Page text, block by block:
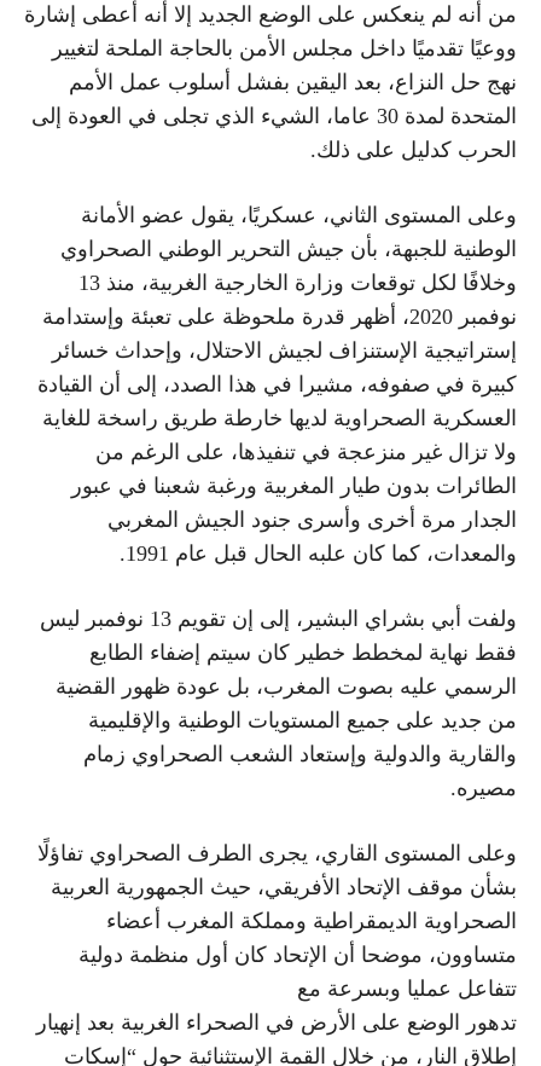
من أنه لم ينعكس على الوضع الجديد إلا أنه أعطى إشارة
ووعيًا تقدميًا داخل مجلس الأمن بالحاجة الملحة لتغيير
نهج حل النزاع، بعد اليقين بفشل أسلوب عمل الأمم
المتحدة لمدة 30 عاما، الشيء الذي تجلى في العودة إلى
الحرب كدليل على ذلك.
وعلى المستوى الثاني، عسكريًا، يقول عضو الأمانة
الوطنية للجبهة، بأن جيش التحرير الوطني الصحراوي
وخلافًا لكل توقعات وزارة الخارجية الغربية، منذ 13
نوفمبر 2020، أظهر قدرة ملحوظة على تعبئة وإستدامة
إستراتيجية الإستنزاف لجيش الاحتلال، وإحداث خسائر
كبيرة في صفوفه، مشيرا في هذا الصدد، إلى أن القيادة
العسكرية الصحراوية لديها خارطة طريق راسخة للغاية
ولا تزال غير منزعجة في تنفيذها، على الرغم من
الطائرات بدون طيار المغربية ورغبة شعبنا في عبور
الجدار مرة أخرى وأسرى جنود الجيش المغربي
والمعدات، كما كان علبه الحال قبل عام 1991.
ولفت أبي بشراي البشير، إلى إن تقويم 13 نوفمبر ليس
فقط نهاية لمخطط خطير كان سيتم إضفاء الطابع
الرسمي عليه بصوت المغرب، بل عودة ظهور القضية
من جديد على جميع المستويات الوطنية والإقليمية
والقارية والدولية وإستعاد الشعب الصحراوي زمام
مصيره.
وعلى المستوى القاري، يجرى الطرف الصحراوي تفاؤلًا
بشأن موقف الإتحاد الأفريقي، حيث الجمهورية العربية
الصحراوية الديمقراطية ومملكة المغرب أعضاء
متساوون، موضحا أن الإتحاد كان أول منظمة دولية
تتفاعل عمليا وبسرعة مع
تدهور الوضع على الأرض في الصحراء الغربية بعد إنهيار
إطلاق النار، من خلال القمة الإستثنائية حول “إسكات